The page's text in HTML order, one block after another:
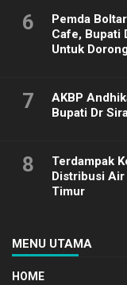
6
Pemda
Cafe, Bupati
Untuk
7
AKBP
Bupati Dr
8
Terdampak
Distribusi Air
Timur
MENU UTAMA
HOME